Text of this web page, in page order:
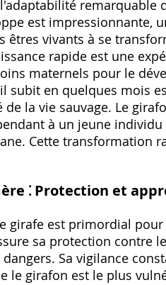
remarquable
est impressionnante,
êtres vivants à se
rapide est une
maternels pour le
subit en quelques mois
de la vie sauvage. Le
à un jeune
Cette transformation
⁚ Protection et
girafe est primordial
sa protection contre
Sa vigilance
le girafon est le plus